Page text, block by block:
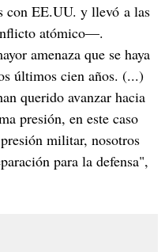
con EE.UU. y llevó a las
atómico—.
amenaza que se haya
últimos cien años. (...)
querido avanzar hacia
presión, en este caso
militar, nosotros
para la defensa",